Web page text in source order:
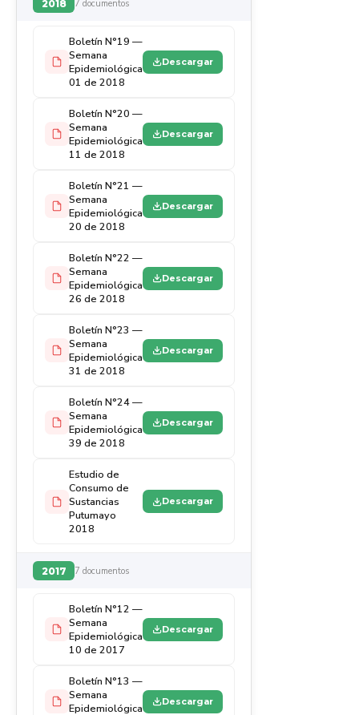
2018 7 documentos
Boletín N°19 —
Semana
Epidemiológica
01 de 2018
Descargar
Boletín N°20 —
Semana
Epidemiológica
11 de 2018
Descargar
Boletín N°21 —
Semana
Epidemiológica
20 de 2018
Descargar
Boletín N°22 —
Semana
Epidemiológica
26 de 2018
Descargar
Boletín N°23 —
Semana
Epidemiológica
31 de 2018
Descargar
Boletín N°24 —
Semana
Epidemiológica
39 de 2018
Descargar
Estudio de
Consumo de
Sustancias
Putumayo
2018
Descargar
2017 7 documentos
Boletín N°12 —
Semana
Epidemiológica
10 de 2017
Descargar
Boletín N°13 —
Semana
Epidemiológica
Descargar